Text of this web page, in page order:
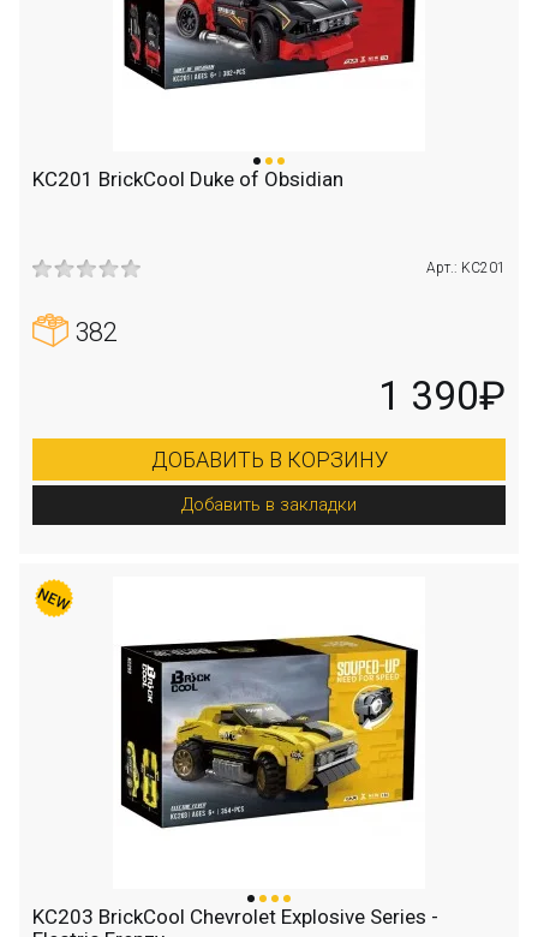
KC201 BrickCool Duke of Obsidian
Арт.: KC201
382
1 390₽
ДОБАВИТЬ В КОРЗИНУ
Добавить в закладки
KC203 BrickCool Chevrolet Explosive Series -